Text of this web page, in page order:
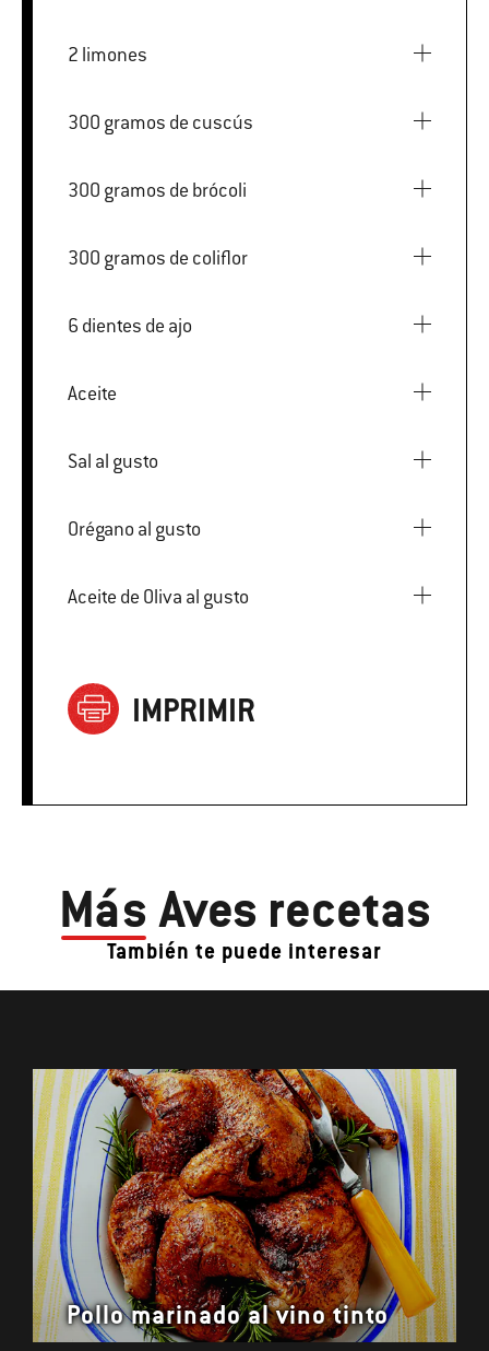
2 limones
300 gramos de cuscús
300 gramos de brócoli
300 gramos de coliflor
6 dientes de ajo
Aceite
Sal al gusto
Orégano al gusto
Aceite de Oliva al gusto
IMPRIMIR
Más Aves recetas
También te puede interesar
Pollo marinado al vino tinto